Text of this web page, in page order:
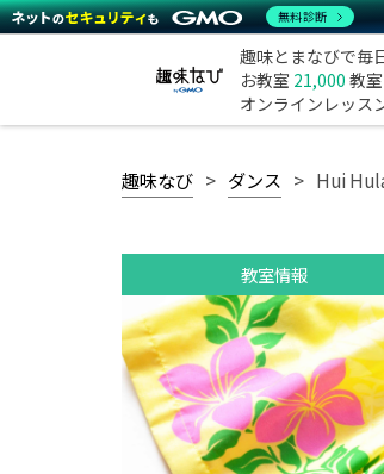
趣味とまなびで毎
お教室 21,000 教室
オンラインレッス
趣味なび ダンス Hui
教室情報
無料診断